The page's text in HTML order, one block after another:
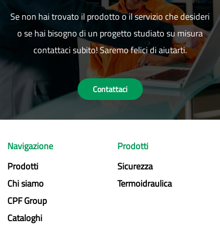
Se non hai trovato il prodotto o il servizio che desideri
o se hai bisogno di un progetto studiato su misura
contattaci subito! Saremo felici di aiutarti.
Contattaci
Navigazione
Prodotti
Chi siamo
CPF Group
Cataloghi
Prodotti
Sicurezza
Termoidraulica